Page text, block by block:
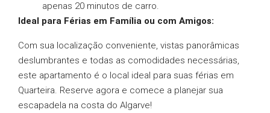
apenas 20 minutos de carro.
Ideal para Férias em Família ou com Amigos:
Com sua localização conveniente, vistas panorâmicas
deslumbrantes e todas as comodidades necessárias,
este apartamento é o local ideal para suas férias em
Quarteira. Reserve agora e comece a planejar sua
escapadela na costa do Algarve!